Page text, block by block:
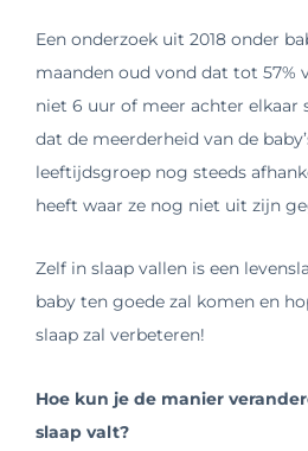
Een onderzoek uit 2018 onder
maanden oud vond dat tot 57%
niet 6 uur of meer achter elkaar
dat de meerderheid van de
leeftijdsgroep nog steeds
heeft waar ze nog niet uit zijn
Zelf in slaap vallen is een
baby ten goede zal komen en
slaap zal verbeteren!
Hoe kun je de manier
slaap valt?